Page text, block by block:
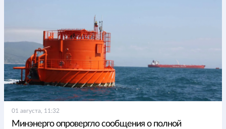
01 августа, 11:32
Минэнерго опровергло сообщения о полной